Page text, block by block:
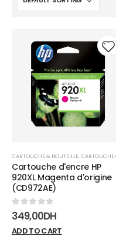
CARTOUCHE & BOUTEILLE,CARTOUCHE
Cartouche d'encre HP
920XL Magenta d'origine
(CD972AE)
0 sur 5
349,00DH
ADD TO CART